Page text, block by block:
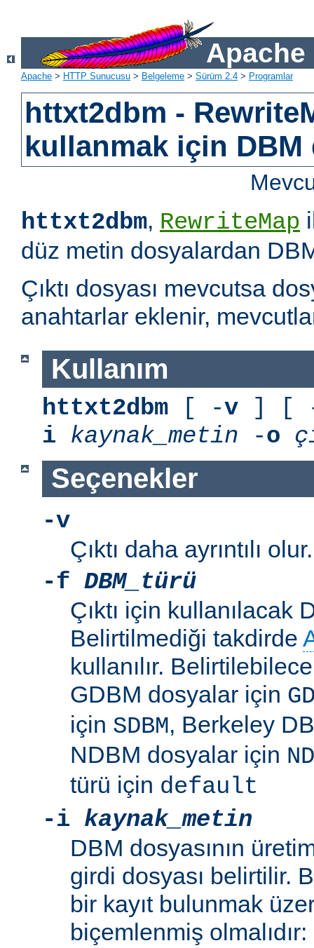
Apache
Apache > HTTP Sunucusu > Belgeleme > Sürüm 2.4 > Programlar
httxt2dbm -
kullanmak için DBM
httxt2dbm, RewriteMap
düz metin dosyalardan
Çıktı dosyası mevcutsa
anahtarlar eklenir,
Kullanım
httxt2dbm [ -v ] [
i
kaynak_metin -o
Seçenekler
-v
Çıktı daha ayrıntılı olur.
-f DBM_türü
Çıktı için kullanılacak
Belirtilmediği takdirde
kullanılır.
GDBM dosyalar için
için SDBM, Berkeley
NDBM dosyalar için
türü için default
-i kaynak_metin
DBM dosyasının
girdi dosyası belirtilir.
bir kayıt bulunmak
biçemlenmiş olmalıdır: